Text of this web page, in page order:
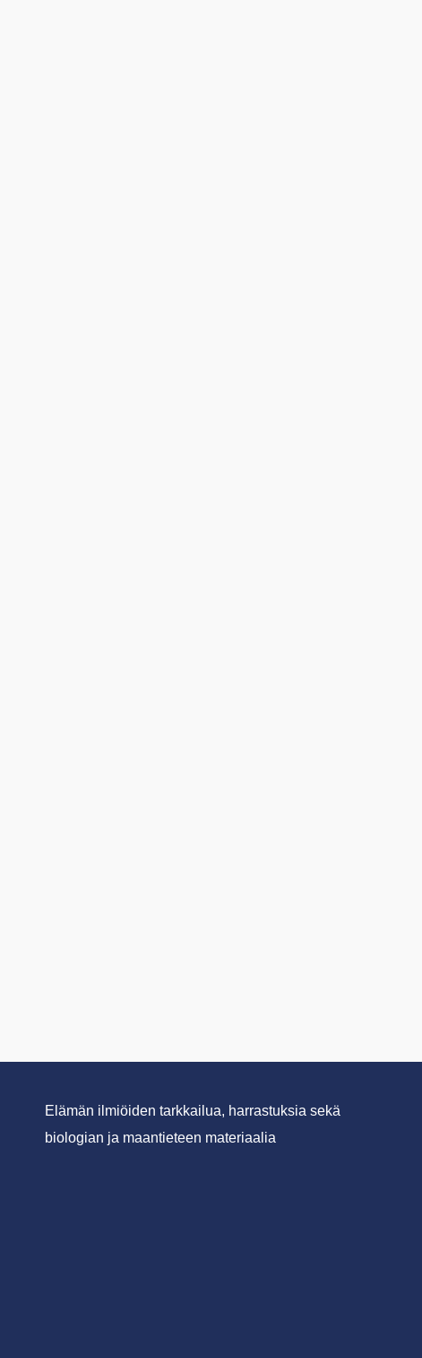
Elämän ilmiöiden tarkkailua, harrastuksia sekä
biologian ja maantieteen materiaalia